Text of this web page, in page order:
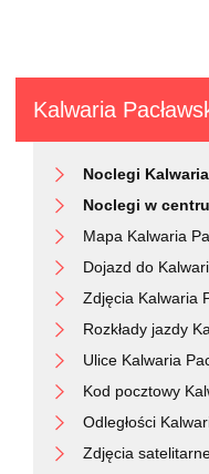
Kalwaria
Noclegi
Noclegi w
Mapa Kalwaria
Dojazd do
Zdjęcia Kalwaria
Rozkłady jazdy
Ulice Kalwaria
Kod pocztowy
Odległości
Zdjęcia